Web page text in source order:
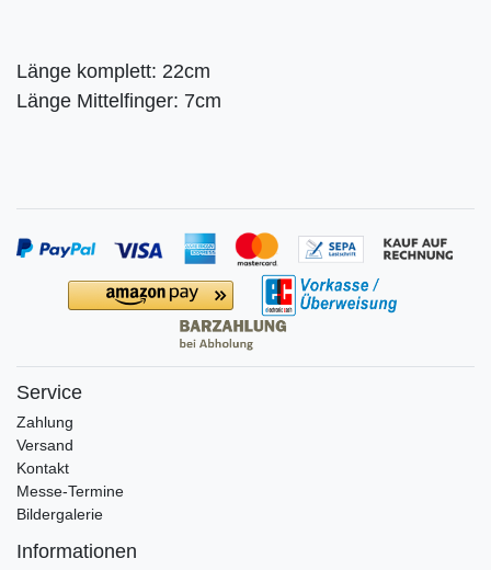
Länge komplett: 22cm
Länge Mittelfinger: 7cm
Service
Zahlung
Versand
Kontakt
Messe-Termine
Bildergalerie
Informationen